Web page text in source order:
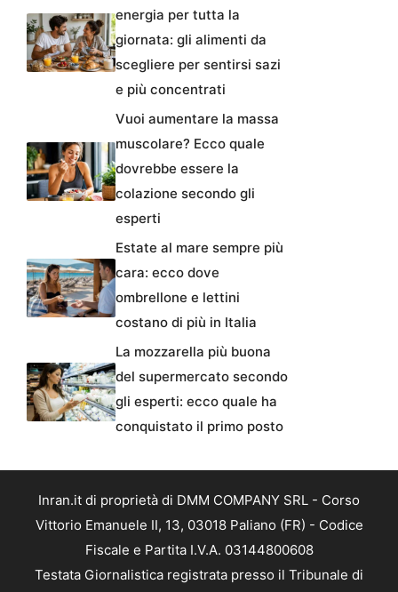
energia per tutta la
giornata: gli alimenti da
scegliere per sentirsi sazi
e più concentrati
Vuoi aumentare la massa
muscolare? Ecco quale
dovrebbe essere la
colazione secondo gli
esperti
Estate al mare sempre più
cara: ecco dove
ombrellone e lettini
costano di più in Italia
La mozzarella più buona
del supermercato secondo
gli esperti: ecco quale ha
conquistato il primo posto
Inran.it di proprietà di DMM COMPANY SRL - Corso
Vittorio Emanuele II, 13, 03018 Paliano (FR) - Codice
Fiscale e Partita I.V.A. 03144800608
Testata Giornalistica registrata presso il Tribunale di